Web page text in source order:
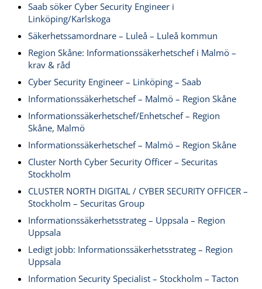
Saab söker Cyber Security Engineer i
Linköping/Karlskoga
Säkerhetssamordnare – Luleå – Luleå kommun
Region Skåne: Informationssäkerhetschef i Malmö –
krav & råd
Cyber Security Engineer – Linköping – Saab
Informationssäkerhetschef – Malmö – Region Skåne
Informationssäkerhetschef/Enhetschef – Region
Skåne, Malmö
Informationssäkerhetschef – Malmö – Region Skåne
Cluster North Cyber Security Officer – Securitas
Stockholm
CLUSTER NORTH DIGITAL / CYBER SECURITY OFFICER –
Stockholm – Securitas Group
Informationssäkerhetsstrateg – Uppsala – Region
Uppsala
Ledigt jobb: Informationssäkerhetsstrateg – Region
Uppsala
Information Security Specialist – Stockholm – Tacton